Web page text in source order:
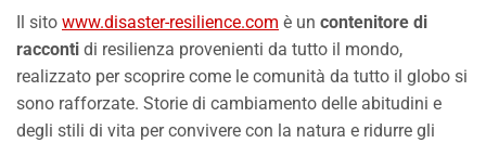
Il sito www.disaster-resilience.com è un contenitore di
racconti di resilienza provenienti da tutto il mondo,
realizzato per scoprire come le comunità da tutto il globo si
sono rafforzate. Storie di cambiamento delle abitudini e
degli stili di vita per convivere con la natura e ridurre gli